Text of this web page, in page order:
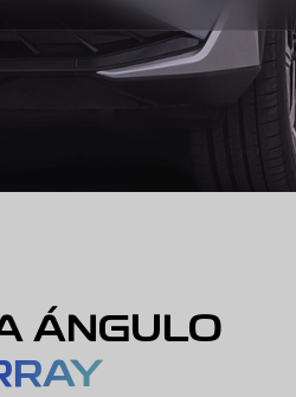
ÁNGULO